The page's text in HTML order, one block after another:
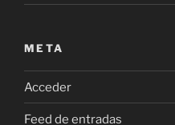
META
Acceder
Feed de entradas